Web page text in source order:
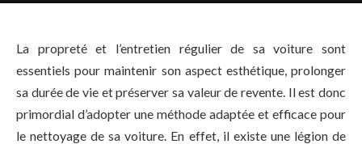
La propreté et l’entretien régulier de sa voiture sont
essentiels pour maintenir son aspect esthétique, prolonger
sa durée de vie et préserver sa valeur de revente. Il est donc
primordial d’adopter une méthode adaptée et efficace pour
le nettoyage de sa voiture. En effet, il existe une légion de